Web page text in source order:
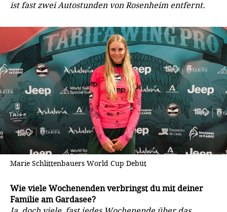
ist fast zwei Autostunden von Rosenheim entfernt.
Marie Schlittenbauers World Cup Debüt
Wie viele Wochenenden verbringst du mit deiner
Familie am Gardasee?